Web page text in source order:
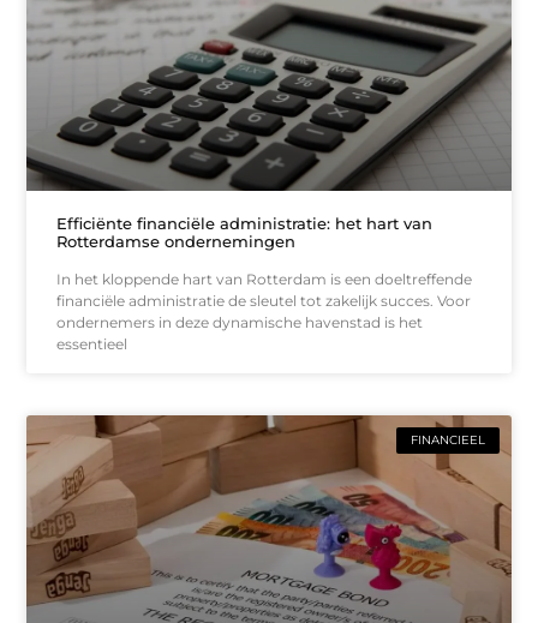
Efficiënte financiële administratie: het hart van
Rotterdamse ondernemingen
In het kloppende hart van Rotterdam is een doeltreffende
financiële administratie de sleutel tot zakelijk succes. Voor
ondernemers in deze dynamische havenstad is het
essentieel
FINANCIEEL